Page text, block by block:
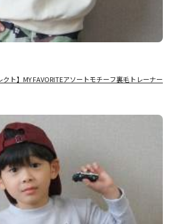
ト】MY FAVORITEアソートモチーフ裏毛トレーナー